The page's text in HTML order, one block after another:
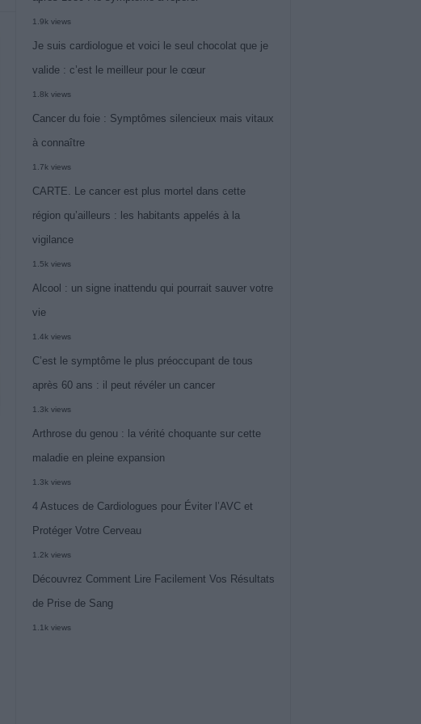
1.9k views
Je suis cardiologue et voici le seul chocolat que je
valide : c’est le meilleur pour le cœur
1.8k views
Cancer du foie : Symptômes silencieux mais vitaux
à connaître
1.7k views
CARTE. Le cancer est plus mortel dans cette
région qu’ailleurs : les habitants appelés à la
vigilance
1.5k views
Alcool : un signe inattendu qui pourrait sauver votre
vie
1.4k views
C’est le symptôme le plus préoccupant de tous
après 60 ans : il peut révéler un cancer
1.3k views
Arthrose du genou : la vérité choquante sur cette
maladie en pleine expansion
1.3k views
4 Astuces de Cardiologues pour Éviter l’AVC et
Protéger Votre Cerveau
1.2k views
Découvrez Comment Lire Facilement Vos Résultats
de Prise de Sang
1.1k views